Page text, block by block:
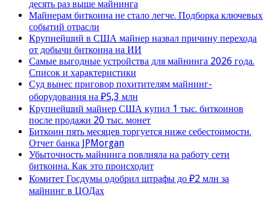
десять раз выше майнинга
Майнерам биткоина не стало легче. Подборка ключевых
событий отрасли
Крупнейший в США майнер назвал причину перехода
от добычи биткоина на ИИ
Самые выгодные устройства для майнинга 2026 года.
Список и характеристики
Суд вынес приговор похитителям майнинг-
оборудования на ₽5,3 млн
Крупнейший майнер США купил 1 тыс. биткоинов
после продажи 20 тыс. монет
Биткоин пять месяцев торгуется ниже себестоимости.
Отчет банка JPMorgan
Убыточность майнинга повлияла на работу сети
биткоина. Как это происходит
Комитет Госдумы одобрил штрафы до ₽2 млн за
майнинг в ЦОДах